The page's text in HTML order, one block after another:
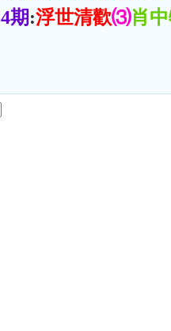
期:浮世清歡⑶肖